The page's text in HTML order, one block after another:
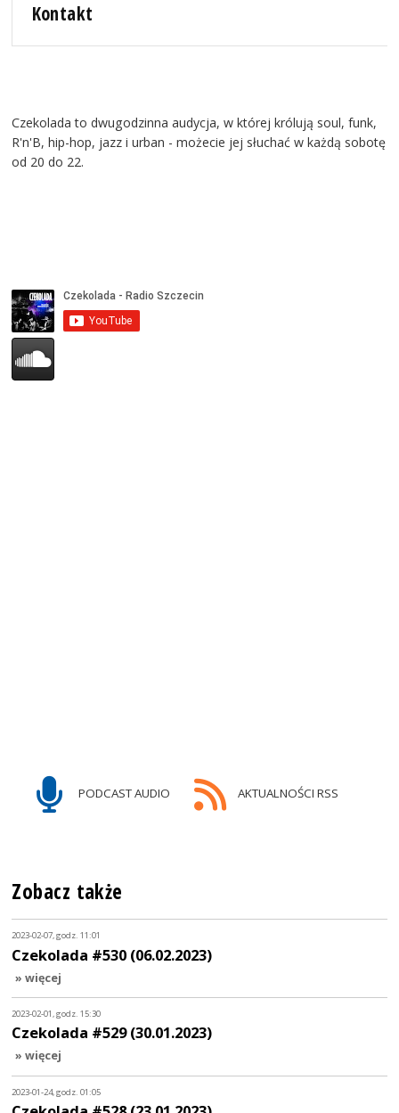
Kontakt
Czekolada to dwugodzinna audycja, w której królują soul, funk,
R'n'B, hip-hop, jazz i urban - możecie jej słuchać w każdą sobotę
od 20 do 22.
PODCAST AUDIO AKTUALNOŚCI RSS
Zobacz także
2023-02-07, godz. 11:01
Czekolada #530 (06.02.2023)
» więcej
2023-02-01, godz. 15:30
Czekolada #529 (30.01.2023)
» więcej
2023-01-24, godz. 01:05